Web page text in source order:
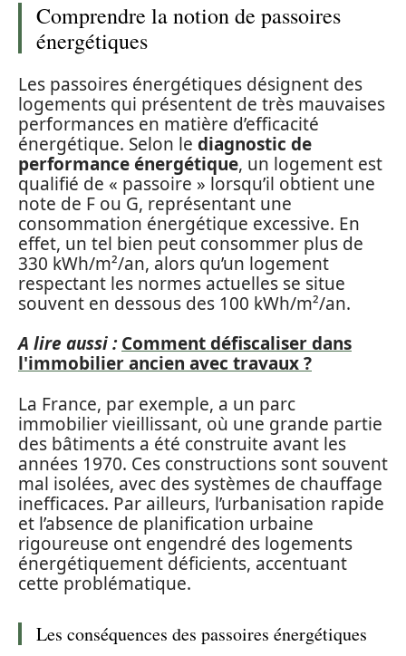
Comprendre la notion de passoires
énergétiques
Les passoires énergétiques désignent des
logements qui présentent de très mauvaises
performances en matière d’efficacité
énergétique. Selon le diagnostic de
performance énergétique, un logement est
qualifié de « passoire » lorsqu’il obtient une
note de F ou G, représentant une
consommation énergétique excessive. En
effet, un tel bien peut consommer plus de
330 kWh/m²/an, alors qu’un logement
respectant les normes actuelles se situe
souvent en dessous des 100 kWh/m²/an.
A lire aussi : Comment défiscaliser dans
l'immobilier ancien avec travaux ?
La France, par exemple, a un parc
immobilier vieillissant, où une grande partie
des bâtiments a été construite avant les
années 1970. Ces constructions sont souvent
mal isolées, avec des systèmes de chauffage
inefficaces. Par ailleurs, l’urbanisation rapide
et l’absence de planification urbaine
rigoureuse ont engendré des logements
énergétiquement déficients, accentuant
cette problématique.
Les conséquences des passoires énergétiques